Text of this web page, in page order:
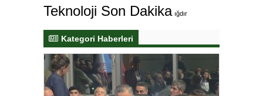
Teknoloji Son Dakika ığdır
Kategori Haberleri